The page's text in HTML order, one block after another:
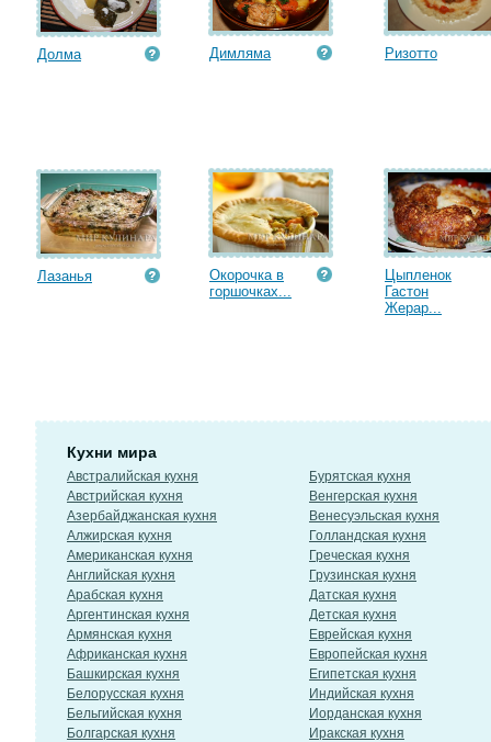
Долма Димляма Ризотто
Лазанья
Окорочка в
горшочках...
Цыпленок
Гастон
Жерар...
Кухни мира
Австралийская кухня
Австрийская кухня
Азербайджанская кухня
Алжирская кухня
Американская кухня
Английская кухня
Арабская кухня
Аргентинская кухня
Армянская кухня
Африканская кухня
Башкирская кухня
Белорусская кухня
Бельгийская кухня
Болгарская кухня
Бурятская кухня
Венгерская кухня
Венесуэльская кухня
Голландская кухня
Греческая кухня
Грузинская кухня
Датская кухня
Детская кухня
Еврейская кухня
Европейская кухня
Египетская кухня
Индийская кухня
Иорданская кухня
Иракская кухня